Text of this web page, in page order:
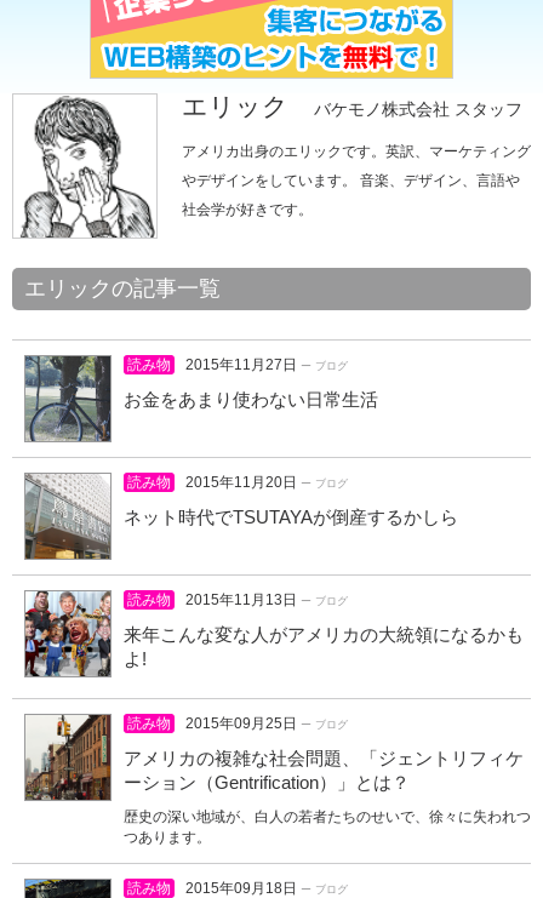
エリック バケモノ株式会社 スタッフ
アメリカ出身のエリックです。英訳、マーケティング
やデザインをしています。 音楽、デザイン、言語や
社会学が好きです。
エリックの記事一覧
読み物 2015年11月27日 ー ブログ
お金をあまり使わない日常生活
読み物 2015年11月20日 ー ブログ
ネット時代でTSUTAYAが倒産するかしら
読み物 2015年11月13日 ー ブログ
来年こんな変な人がアメリカの大統領になるかも
よ!
読み物 2015年09月25日 ー ブログ
アメリカの複雑な社会問題、「ジェントリフィケ
ーション（Gentrification）」とは？
歴史の深い地域が、白人の若者たちのせいで、徐々に失われつ
つあります。
読み物 2015年09月18日 ー ブログ